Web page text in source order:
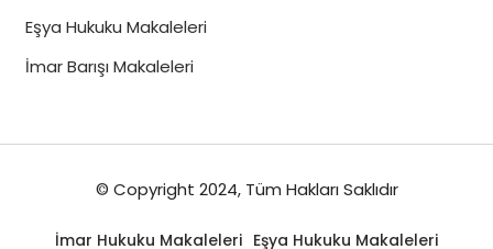
Eşya Hukuku Makaleleri
İmar Barışı Makaleleri
© Copyright 2024, Tüm Hakları Saklıdır
İmar Hukuku Makaleleri Eşya Hukuku Makaleleri